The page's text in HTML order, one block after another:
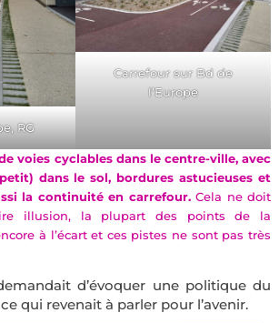
RG
Carrefour sur Bd de
l’Europe
voies cyclables dans le centre-ville, avec
dans le sol, bordures astucieuses et
la continuité en carrefour. Cela ne doit
illusion, la plupart des points de la
à l’écartet ces pistes ne sont pas très
d’évoquer une politique du
qui revenait à parler pour l’avenir.